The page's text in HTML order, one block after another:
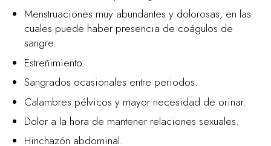
Menstruaciones muy abundantes y dolorosas, en las
cuales puede haber presencia de coágulos de
sangre.
Estreñimiento.
Sangrados ocasionales entre periodos.
Calambres pélvicos y mayor necesidad de orinar.
Dolor a la hora de mantener relaciones sexuales.
Hinchazón abdominal.